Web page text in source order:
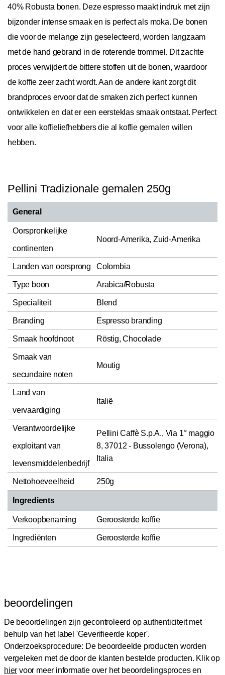
40% Robusta bonen. Deze espresso maakt indruk met zijn
bijzonder intense smaak en is perfect als moka. De bonen
die voor de melange zijn geselecteerd, worden langzaam
met de hand gebrand in de roterende trommel. Dit zachte
proces verwijdert de bittere stoffen uit de bonen, waardoor
de koffie zeer zacht wordt. Aan de andere kant zorgt dit
brandproces ervoor dat de smaken zich perfect kunnen
ontwikkelen en dat er een eersteklas smaak ontstaat. Perfect
voor alle koffieliefhebbers die al koffie gemalen willen
hebben.
Pellini Tradizionale gemalen 250g
General
Oorspronkelijke
continenten
Noord-Amerika, Zuid-Amerika
Landen van oorsprong Colombia
Type boon Arabica/Robusta
Specialiteit Blend
Branding Espresso branding
Smaak hoofdnoot Röstig, Chocolade
Smaak van
secundaire noten
Moutig
Land van
vervaardiging
Italië
Verantwoordelijke
exploitant van
levensmiddelenbedrijf
Pellini Caffè S.p.A., Via 1° maggio
8, 37012 - Bussolengo (Verona),
Italia
Nettohoeveelheid 250g
Ingredients
Verkoopbenaming Geroosterde koffie
Ingrediënten Geroosterde koffie
beoordelingen
De beoordelingen zijn gecontroleerd op authenticiteit met
behulp van het label 'Geverifieerde koper'.
Onderzoeksprocedure: De beoordeelde producten worden
vergeleken met de door de klanten bestelde producten. Klik op
hier voor meer informatie over het beoordelingsproces en